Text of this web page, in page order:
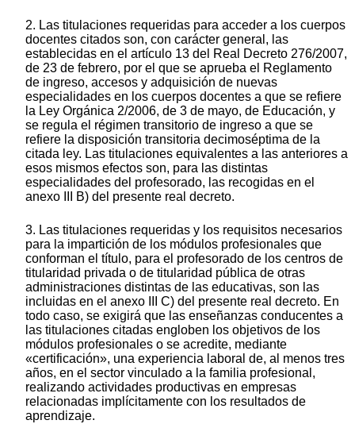
2. Las titulaciones requeridas para acceder a los cuerpos
docentes citados son, con carácter general, las
establecidas en el artículo 13 del Real Decreto 276/2007,
de 23 de febrero, por el que se aprueba el Reglamento
de ingreso, accesos y adquisición de nuevas
especialidades en los cuerpos docentes a que se refiere
la Ley Orgánica 2/2006, de 3 de mayo, de Educación, y
se regula el régimen transitorio de ingreso a que se
refiere la disposición transitoria decimoséptima de la
citada ley. Las titulaciones equivalentes a las anteriores a
esos mismos efectos son, para las distintas
especialidades del profesorado, las recogidas en el
anexo III B) del presente real decreto.
3. Las titulaciones requeridas y los requisitos necesarios
para la impartición de los módulos profesionales que
conforman el título, para el profesorado de los centros de
titularidad privada o de titularidad pública de otras
administraciones distintas de las educativas, son las
incluidas en el anexo III C) del presente real decreto. En
todo caso, se exigirá que las enseñanzas conducentes a
las titulaciones citadas engloben los objetivos de los
módulos profesionales o se acredite, mediante
«certificación», una experiencia laboral de, al menos tres
años, en el sector vinculado a la familia profesional,
realizando actividades productivas en empresas
relacionadas implícitamente con los resultados de
aprendizaje.